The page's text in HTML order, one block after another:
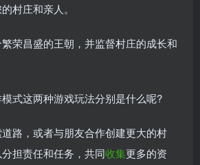
村庄和亲人。
荣昌盛的王朝，并监督村庄的成长和
式这两种游戏玩法分别是什么呢?
路，或者与朋友合作创建更大的村
担责任和任务，共同收集更多的资